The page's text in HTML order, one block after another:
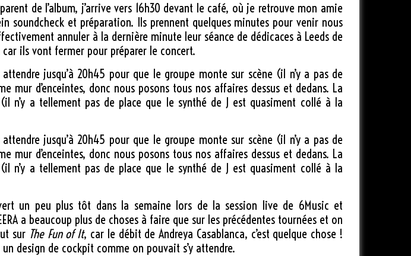
de l’album, j’arrive vers 16h30 devant le café, où je retrouve mon amie
soundcheck et préparation. Ils prennent quelques minutes pour venir nous
annuler à la dernière minute leur séance de dédicaces à Leeds de
ils vont fermer pour préparer le concert.
jusqu’à 20h45 pour que le groupe monte sur scène (il n’y a pas de
d’enceintes, donc nous posons tous nos affaires dessus et dedans. La
n’y a tellement pas de place que le synthé de J est quasiment collé à la
jusqu’à 20h45 pour que le groupe monte sur scène (il n’y a pas de
d’enceintes, donc nous posons tous nos affaires dessus et dedans. La
n’y a tellement pas de place que le synthé de J est quasiment collé à la
un peu plus tôt dans la semaine lors de la session live de 6Music et
a beaucoup plus de choses à faire que sur les précédentes tournées et on
sur The Fun of It, car le débit de Andreya Casablanca, c’est quelque chose !
design de cockpit comme on pouvait s’y attendre.